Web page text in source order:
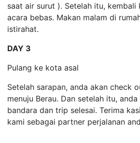
saat air surut ). Setelah itu, kembali
acara bebas. Makan malam di
istirahat.
DAY 3
Pulang ke kota asal
Setelah sarapan, anda akan check
menuju Berau. Dan setelah itu,
bandara dan trip selesai. Terima
kami sebagai partner perjalanan